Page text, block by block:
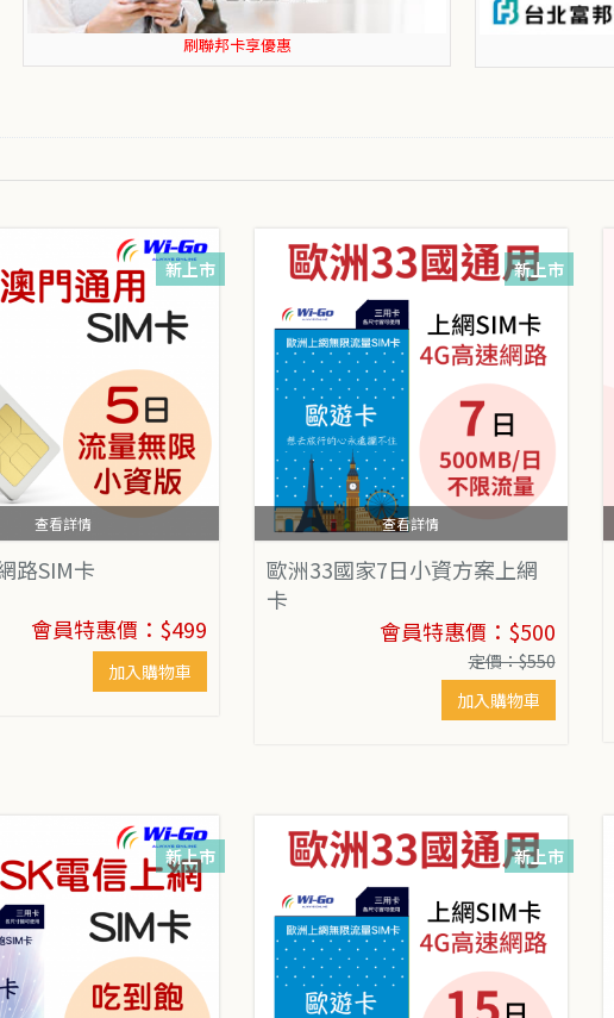
刷富邦卡享優惠
查看詳情
新上市
路SIM卡
會員特惠價：$499
加入購物車
查看詳情
新上市
歐洲33國家7日小資方案上網
卡
會員特惠價：$500
定價：$550
加入購物車
新上市 新上市